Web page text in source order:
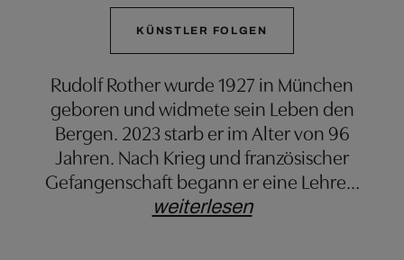
KÜNSTLER FOLGEN
Rudolf Rother wurde 1927 in München
geboren und widmete sein Leben den
Bergen. 2023 starb er im Alter von 96
Jahren. Nach Krieg und französischer
Gefangenschaft begann er eine Lehre…
weiterlesen